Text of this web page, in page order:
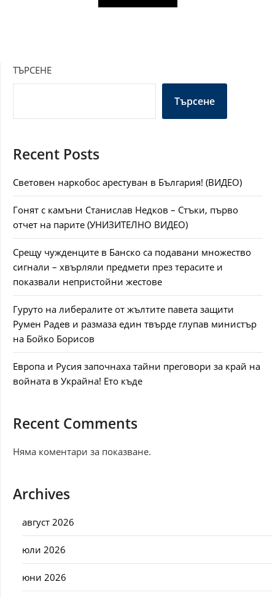
ТЪРСЕНЕ
Търсене
Recent Posts
Световен наркобос арестуван в България! (ВИДЕО)
Гонят с камъни Станислав Недков – Стъки, първо
отчет на парите (УНИЗИТЕЛНО ВИДЕО)
Срещу чужденците в Банско са подавани множество
сигнали – хвърляли предмети през терасите и
показвали непристойни жестове
Гуруто на либералите от жълтите павета защити
Румен Радев и размаза един твърде глупав министър
на Бойко Борисов
Европа и Русия започнаха тайни преговори за край на
войната в Украйна! Ето къде
Recent Comments
Няма коментари за показване.
Archives
август 2026
юли 2026
юни 2026